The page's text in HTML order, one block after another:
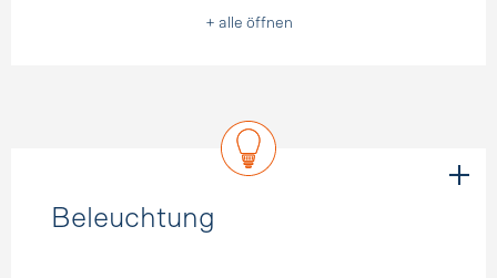
+ alle öffnen
Beleuchtung